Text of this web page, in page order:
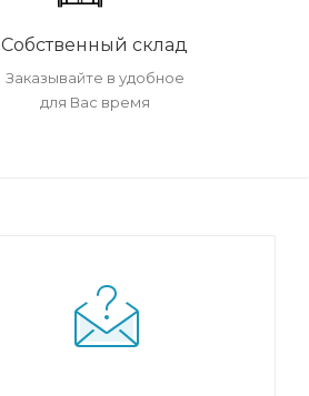
Собственный склад
Заказывайте в удобное
для Вас время